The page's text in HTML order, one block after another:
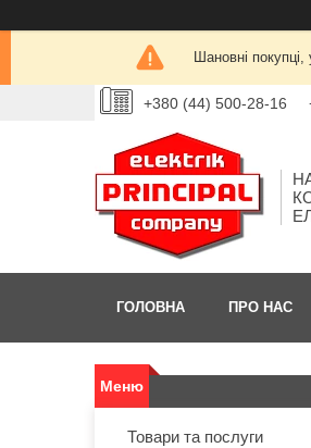
Шановні
+380 (44) 500-28-16
ГОЛОВНА ПРО НАС
Товари та послуги